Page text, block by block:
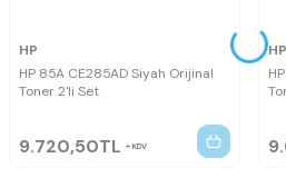
HP
HP 85A CE285AD Siyah Orijinal
Toner 2'li Set
9.720,50TL KDV
HP